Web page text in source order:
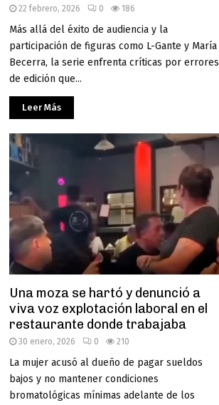
22 febrero, 2026 0 186
Más allá del éxito de audiencia y la
participación de figuras como L-Gante y María
Becerra, la serie enfrenta críticas por errores
de edición que...
Leer Más
Una moza se hartó y denunció a
viva voz explotación laboral en el
restaurante donde trabajaba
30 enero, 2026 0 210
La mujer acusó al dueño de pagar sueldos
bajos y no mantener condiciones
bromatológicas mínimas adelante de los